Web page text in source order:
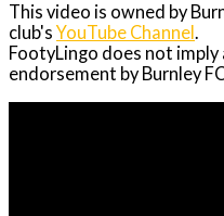
This video is owned by
club's YouTube Channel .
FootyLingo does not
endorsement by Burnley